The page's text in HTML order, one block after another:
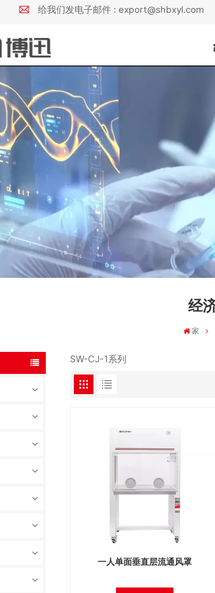
给我们发电子邮件 : export@shbxyl.com
经
家
SW-CJ-1系列
一人单面垂直层流通风罩